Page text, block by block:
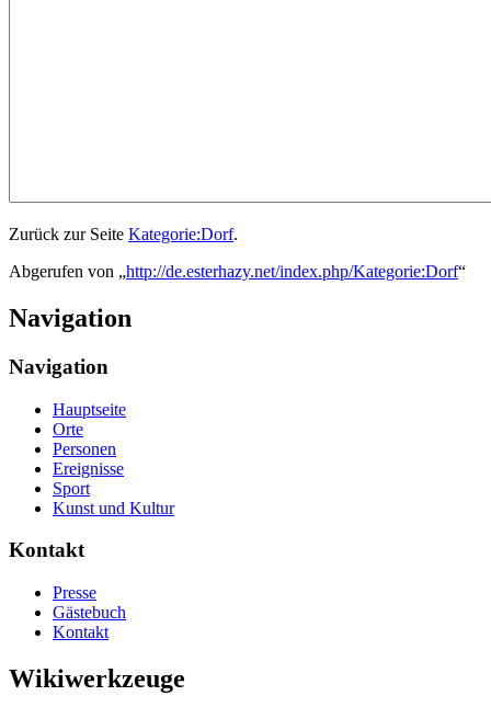
Zurück zur Seite Kategorie:Dorf.
Abgerufen von „http://de.esterhazy.net/index.php/Kategorie:Dorf“
Navigation
Navigation
Hauptseite
Orte
Personen
Ereignisse
Sport
Kunst und Kultur
Kontakt
Presse
Gästebuch
Kontakt
Wikiwerkzeuge